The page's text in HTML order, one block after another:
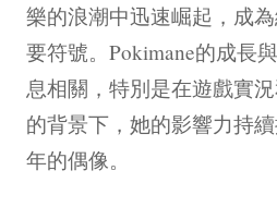
樂的浪潮中迅速崛起，成
要符號。Pokimane的成長
息相關，特別是在遊戲實
的背景下，她的影響力持
年的偶像。